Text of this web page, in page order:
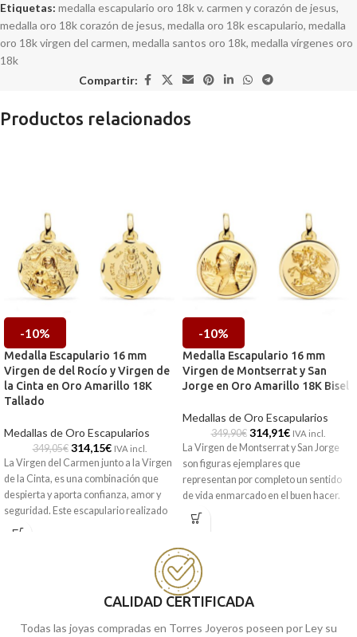
Etiquetas: medalla escapulario oro 18k v. carmen y corazón de jesus,
medalla oro 18k corazón de jesus, medalla oro 18k escapulario, medalla
oro 18k virgen del carmen, medalla santos oro 18k, medalla vírgenes oro
18k
Compartir:
Productos relacionados
-10%
Medalla Escapulario 16 mm
Virgen de del Rocío y Virgen de
la Cinta en Oro Amarillo 18K
Tallado
Medallas de Oro Escapularios
349,05€ 314,15€ IVA incl.
La Virgen del Carmen junto a la Virgen
de la Cinta, es una combinación que
despierta y aporta confianza, amor y
seguridad. Este escapulario realizado
en Oro amarillo de 18 kilates, contiene
tiendas de Málaga, o si la compras
-10%
Medalla Escapulario 16 mm
Virgen de Montserrat y San
Jorge en Oro Amarillo 18K Bisel
Medallas de Oro Escapularios
349,90€ 314,91€ IVA incl.
La Virgen de Montserrat y San Jorge
son figuras ejemplares que
representan por completo un sentido
de vida enmarcado en el buen hacer.
Ello lo puedes encontrar en esta
medalla tipo escapulario que está
18 kilates, con 16 mm de diámetro y un
original bisel en su borde para darle un
toque más original.
CALIDAD CERTIFICADA
Todas las joyas compradas en Torres Joyeros poseen por Ley su